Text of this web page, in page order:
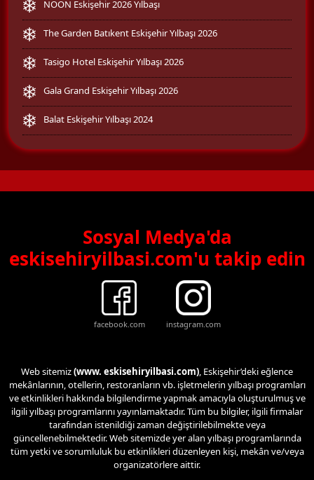
NOON Eskişehir 2026 Yılbaşı
The Garden Batıkent Eskişehir Yılbaşı 2026
Tasigo Hotel Eskişehir Yılbaşı 2026
Gala Grand Eskişehir Yılbaşı 2026
Balat Eskişehir Yılbaşı 2024
Sosyal Medya'da
eskisehiryilbasi.com'u takip edin
facebook.com instagram.com
Web sitemiz(www. eskisehiryilbasi.com), Eskişehir’deki eğlence
mekânlarının, otellerin, restoranların vb. işletmelerin yılbaşı programları
ve etkinlikleri hakkında bilgilendirme yapmak amacıyla oluşturulmuş ve
ilgili yılbaşı programlarını yayınlamaktadır. Tüm bu bilgiler, ilgili firmalar
tarafından istenildiği zaman değiştirilebilmekte veya
güncellenebilmektedir. Web sitemizde yer alan yılbaşı programlarında
tüm yetki ve sorumluluk bu etkinlikleri düzenleyen kişi, mekân ve/veya
organizatörlere aittir.